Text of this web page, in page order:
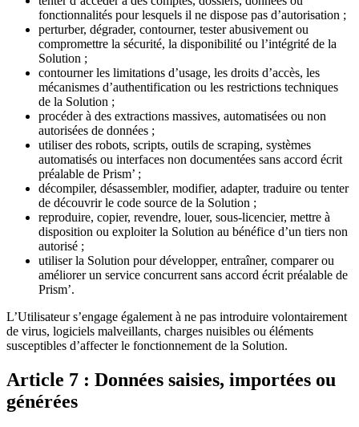
fonctionnalités pour lesquels il ne dispose pas d’autorisation ;
perturber, dégrader, contourner, tester abusivement ou
compromettre la sécurité, la disponibilité ou l’intégrité de la
Solution ;
contourner les limitations d’usage, les droits d’accès, les
mécanismes d’authentification ou les restrictions techniques
de la Solution ;
procéder à des extractions massives, automatisées ou non
autorisées de données ;
utiliser des robots, scripts, outils de scraping, systèmes
automatisés ou interfaces non documentées sans accord écrit
préalable de Prism’ ;
décompiler, désassembler, modifier, adapter, traduire ou tenter
de découvrir le code source de la Solution ;
reproduire, copier, revendre, louer, sous-licencier, mettre à
disposition ou exploiter la Solution au bénéfice d’un tiers non
autorisé ;
utiliser la Solution pour développer, entraîner, comparer ou
améliorer un service concurrent sans accord écrit préalable de
Prism’.
L’Utilisateur s’engage également à ne pas introduire volontairement
de virus, logiciels malveillants, charges nuisibles ou éléments
susceptibles d’affecter le fonctionnement de la Solution.
Article 7 : Données saisies, importées ou
générées